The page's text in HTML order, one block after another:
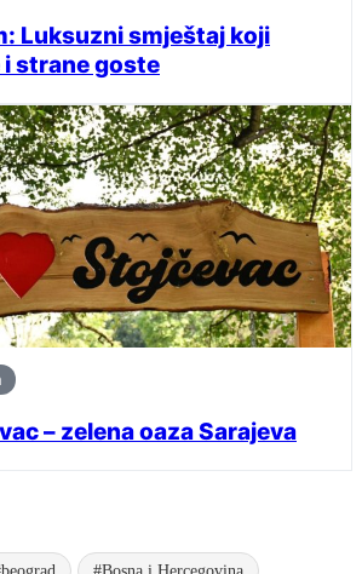
Luksuzni smještaj koji
strane goste
– zelena oaza Sarajeva
#Bosna i Hercegovina